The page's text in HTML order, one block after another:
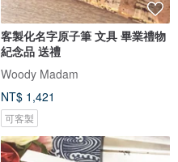
客製化名字原子筆 文具 畢業禮物
紀念品 送禮
Woody Madam
NT$ 1,421
可客製